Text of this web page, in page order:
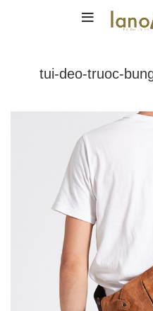
tui-deo-truoc-